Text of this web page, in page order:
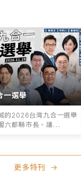
一選舉
的2026台灣九合一選舉
六都縣市長、議...
更多特刊 →